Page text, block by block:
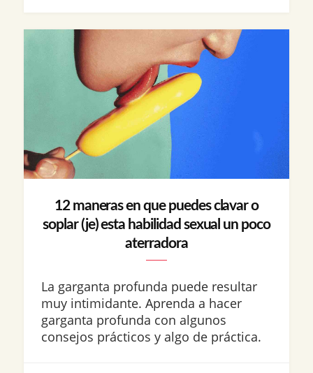
12 maneras en que puedes clavar o
soplar (je) esta habilidad sexual un poco
aterradora
La garganta profunda puede resultar
muy intimidante. Aprenda a hacer
garganta profunda con algunos
consejos prácticos y algo de práctica.